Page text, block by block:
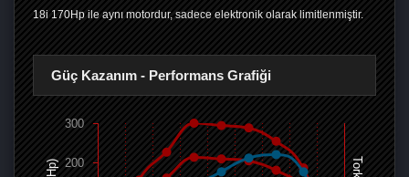
18i 170Hp ile aynı motordur, sadece elektronik olarak limitlenmiştir.
Güç Kazanım - Performans Grafiği
200
300